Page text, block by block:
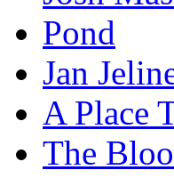
Pond
Jan
A Place
The